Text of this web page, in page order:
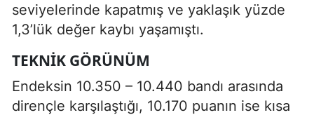
seviyelerinde kapatmış ve yaklaşık yüzde
1,3’lük değer kaybı yaşamıştı.
TEKNIK GÖRÜNÜM
Endeksin 10.350 – 10.440 bandı arasında
dirençle karşılaştığı, 10.170 puanın ise kısa